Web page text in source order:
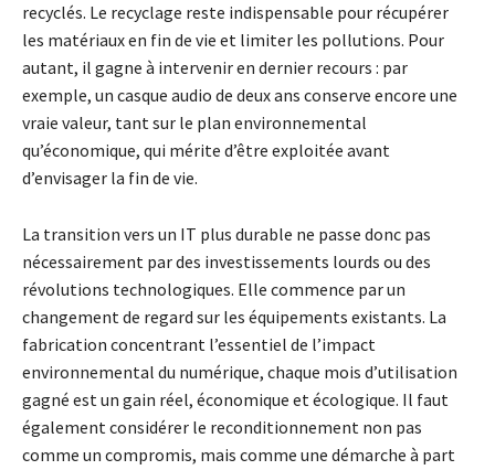
recyclés. Le recyclage reste indispensable pour récupérer
les matériaux en fin de vie et limiter les pollutions. Pour
autant, il gagne à intervenir en dernier recours : par
exemple, un casque audio de deux ans conserve encore une
vraie valeur, tant sur le plan environnemental
qu’économique, qui mérite d’être exploitée avant
d’envisager la fin de vie.
La transition vers un IT plus durable ne passe donc pas
nécessairement par des investissements lourds ou des
révolutions technologiques. Elle commence par un
changement de regard sur les équipements existants. La
fabrication concentrant l’essentiel de l’impact
environnemental du numérique, chaque mois d’utilisation
gagné est un gain réel, économique et écologique. Il faut
également considérer le reconditionnement non pas
comme un compromis, mais comme une démarche à part